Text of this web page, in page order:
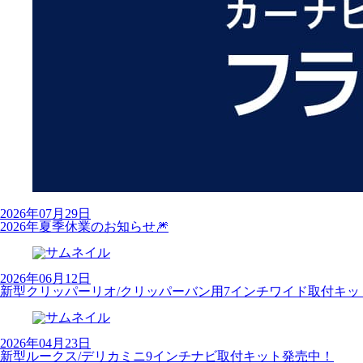
2026年07月29日
2026年夏季休業のお知らせ🎆
2026年06月12日
新型クリッパーリオ/クリッパーバン用7インチワイド取付キッ
2026年04月23日
新型ルークス/デリカミニ9インチナビ取付キット発売中！